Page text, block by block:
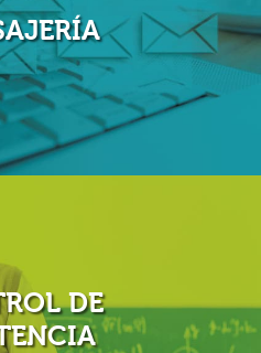
más cerca y en constante
sistema de mensajería
DE